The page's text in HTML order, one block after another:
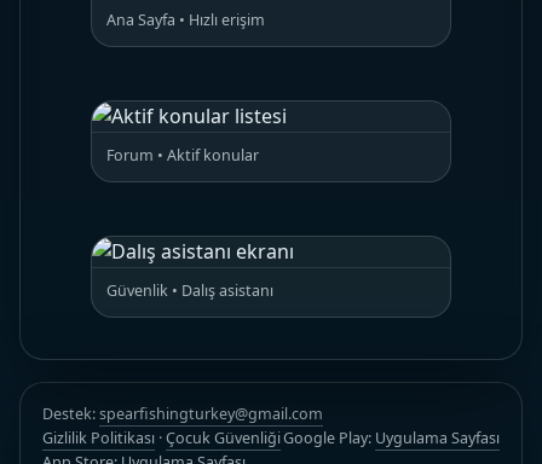
Ana Sayfa • Hızlı erişim
Forum • Aktif konular
Güvenlik • Dalış asistanı
Destek:spearfishingturkey@gmail.com
Gizlilik Politikası ·Çocuk GüvenliğiGoogle Play: Uygulama Sayfası